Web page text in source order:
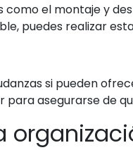
el montaje y
puedes realizar
si pueden
asegurarse de